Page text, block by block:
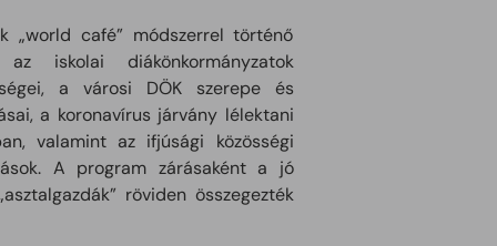
café” módszerrel történő
iskolai diákönkormányzatok
a városi DÖK szerepe és
a koronavírus járvány lélektani
valamint az ifjúsági közösségi
A program zárásaként a jó
röviden összegezték